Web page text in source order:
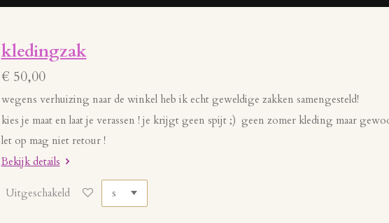
kledingzak
€ 50,00
wegens verhuizing naar de winkel heb ik echt geweldige zakken samengesteld!
kies je maat en laat je verassen ! je krijgt geen spijt ;) geen zomer kleding maar
let op mag niet retour !
Bekijk details
Uitgeschakeld